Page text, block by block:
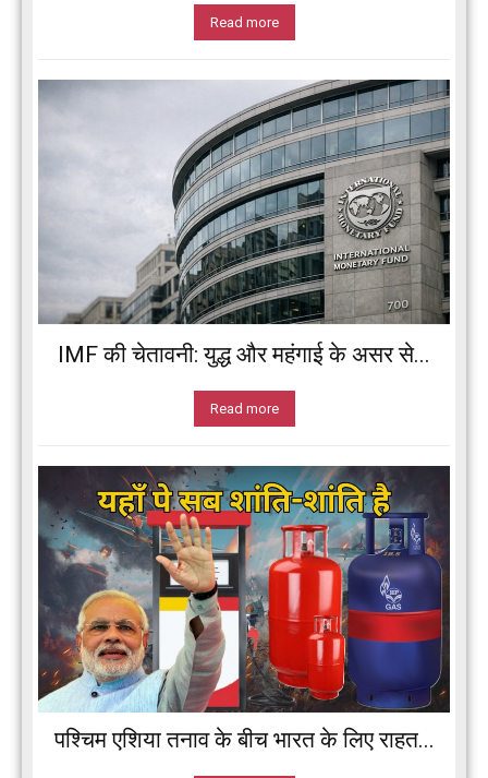
Read more
IMF की चेतावनी: युद्ध और महंगाई के असर से...
Read more
पश्चिम एशिया तनाव के बीच भारत के लिए राहत...